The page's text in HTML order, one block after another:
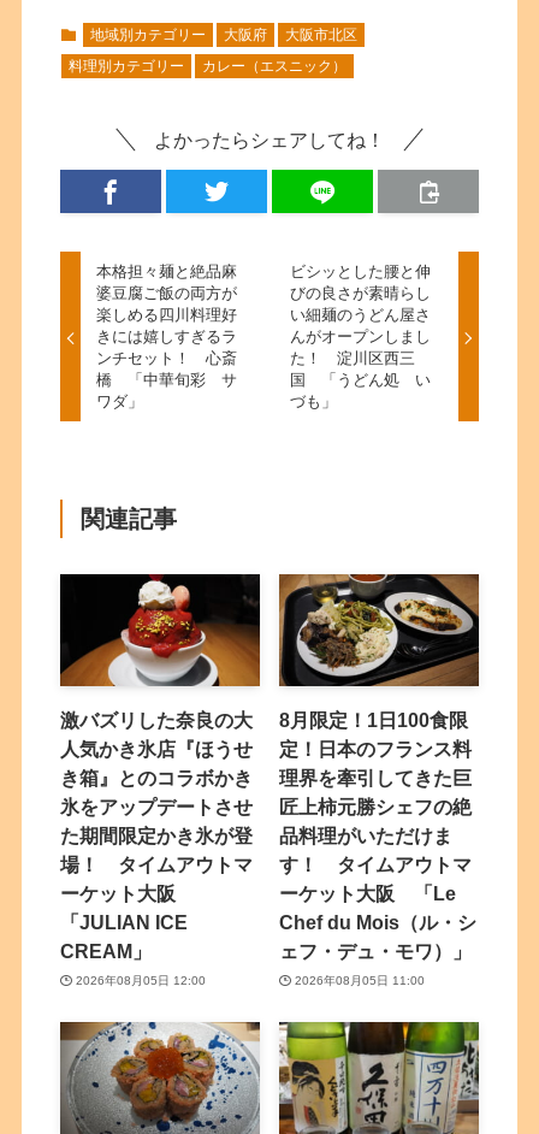
地域別カテゴリー 大阪府
大阪市北区
料理別カテゴリー
カレー（エスニック）
よかったらシェアしてね！
本格担々麺と絶品麻
婆豆腐ご飯の両方が
楽しめる四川料理好
きには嬉しすぎるラ
ンチセット！ 心斎
橋 「中華旬彩 サ
ワダ」
ビシッとした腰と伸
びの良さが素晴らし
い細麺のうどん屋さ
んがオープンしまし
た！ 淀川区西三
国 「うどん処 い
づも」
関連記事
激バズリした奈良の大
人気かき氷店『ほうせ
き箱』とのコラボかき
氷をアップデートさせ
た期間限定かき氷が登
場！ タイムアウトマ
ーケット大阪
「JULIAN ICE
CREAM」
2026年08月05日 12:00
8月限定！1日100食限
定！日本のフランス料
理界を牽引してきた巨
匠上柿元勝シェフの絶
品料理がいただけま
す！ タイムアウトマ
ーケット大阪 「Le
Chef du Mois（ル・シ
ェフ・デュ・モワ）」
2026年08月05日 11:00